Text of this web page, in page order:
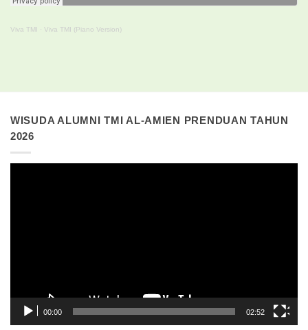
Viva TMI · Viva TMI (Piano Version)
WISUDA ALUMNI TMI AL-AMIEN PRENDUAN TAHUN
2026
00:00 02:52